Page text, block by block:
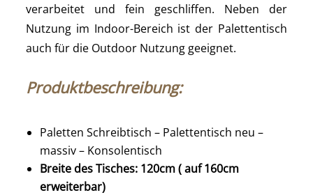
verarbeitet und fein geschliffen. Neben der
Nutzung im Indoor-Bereich ist der Palettentisch
auch für die Outdoor Nutzung geeignet.
Produktbeschreibung:
Paletten Schreibtisch – Palettentisch neu –
massiv – Konsolentisch
Breite des Tisches: 120cm ( auf 160cm
erweiterbar)